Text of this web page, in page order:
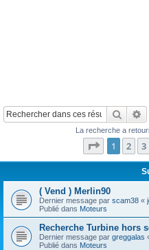
La recherche a
Page 1sur40
1 2 3
( Vend ) Merlin90
Dernier message par scam38 «
Publié dans Moteurs
Recherche Turbine hors
Dernier message par greggalas
Publié dans Moteurs